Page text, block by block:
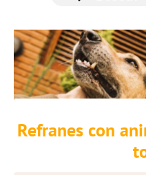
Refranes con